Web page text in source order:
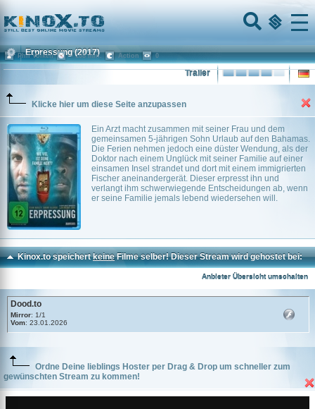
Home
Menu
Erpressung (2017)
Trailer
Klicke hier um diese Seite anzupassen
Ein Arzt macht zusammen mit seiner Frau und dem
gemeinsamen 5-jährigen Sohn Urlaub auf den Bahamas.
Die Ferien nehmen jedoch eine düster Wendung, als der
Doktor nach einem Unglück mit seiner Familie auf einer
einsamen Insel strandet und dort mit einem immigrierten
Fischer aneinandergerät. Dieser erpresst ihn und
verlangt ihm schwerwiegende Entscheidungen ab, wenn
er seine Familie jemals lebend wiedersehen will.
Phil Volken ~ 108 min. Action 0
Kinox.to speichertkeineFilme selber! Dieser Stream wird gehostet bei:
Anbieter Übersicht umschalten
Dood.to
Mirror: 1/1
Vom: 23.01.2026
Ordne Deine lieblings Hoster per Drag & Drop um schneller zum
gewünschten Stream zu kommen!